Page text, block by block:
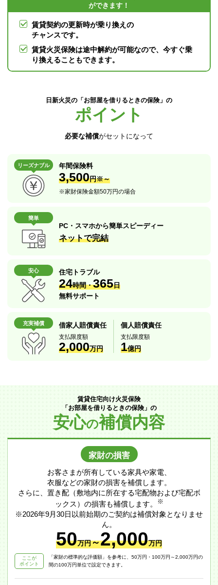
ができます！
賃貸契約の更新時が乗り換えの
チャンスです。
賃貸火災保険は途中解約が可能なので、今すぐ乗
り換えることもできます。
日新火災の「お部屋を借りるときの保険」の
ポイント
必要な補償がセットになって
リーズナブル 年間保険料
3,500円※～
※家財保険金額50万円の場合
簡単
PC・スマホから簡単スピーディー
ネットで完結
安心 住宅トラブル
24時間・365日
無料サポート
充実補償 借家人賠償責任
支払限度額
2,000万円
個人賠償責任
支払限度額
1億円
賃貸住宅向け火災保険
「お部屋を借りるときの保険」の
安心の補償内容
家財の損害
お客さまが所有している家具や家電、
衣服などの家財の損害を補償します。
さらに、置き配（敷地内に所在する宅配物および宅配ボ
ックス）の損害も補償します。
※
※2026年9月30日以前始期のご契約は補償対象となりませ
ん。
50万円～2,000万円
ここが
ポイント
「家財の標準的な評価額」を参考に、50万円・100万円～2,000万円の
間の100万円単位で設定できます。